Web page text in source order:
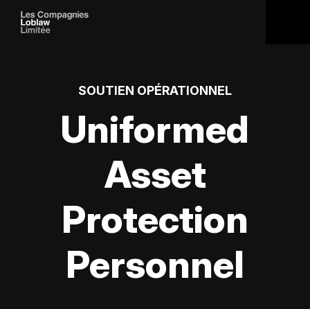
SOUTIEN OPÉRATIONNEL
Uniformed
Asset
Protection
Personnel